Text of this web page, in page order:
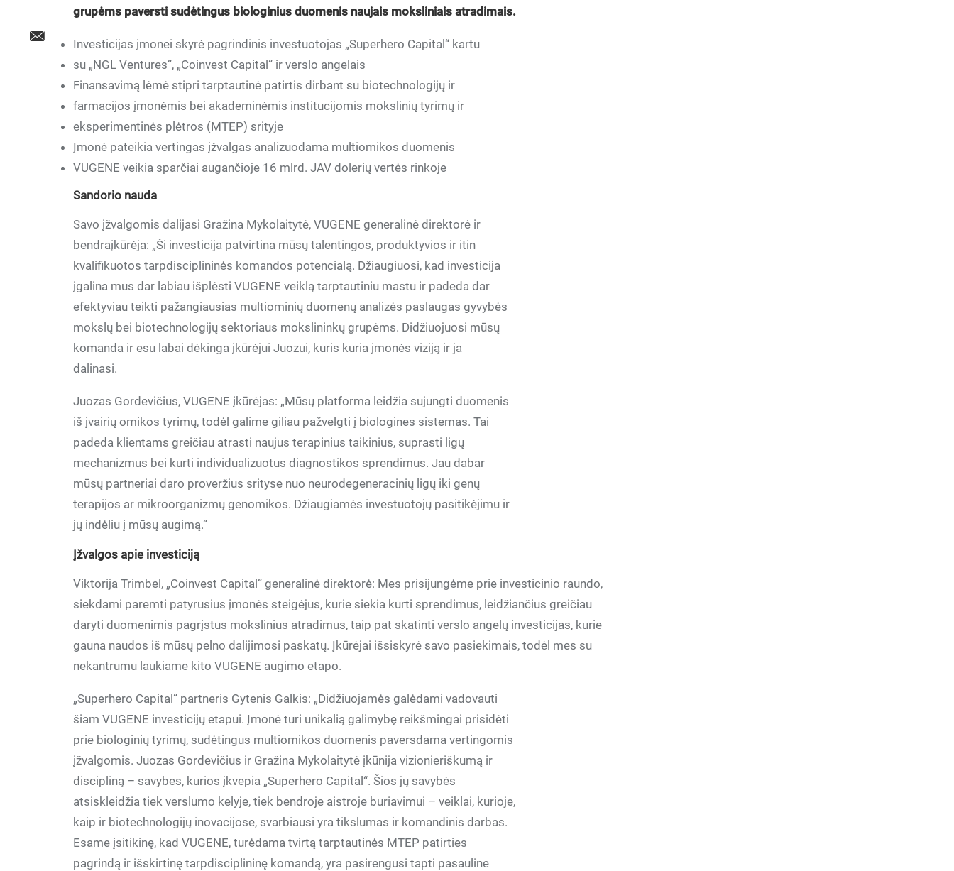
grupėms paversti sudėtingus biologinius duomenis naujais moksliniais atradimais.
Investicijas įmonei skyrė pagrindinis investuotojas „Superhero Capital“ kartu
su „NGL Ventures“, „Coinvest Capital“ ir verslo angelais
Finansavimą lėmė stipri tarptautinė patirtis dirbant su biotechnologijų ir
farmacijos įmonėmis bei akademinėmis institucijomis mokslinių tyrimų ir
eksperimentinės plėtros (MTEP) srityje
Įmonė pateikia vertingas įžvalgas analizuodama multiomikos duomenis
VUGENE veikia sparčiai augančioje 16 mlrd. JAV dolerių vertės rinkoje
Sandorio nauda
Savo įžvalgomis dalijasi Gražina Mykolaitytė, VUGENE generalinė direktorė ir
bendraįkūrėja: „Ši investicija patvirtina mūsų talentingos, produktyvios ir itin
kvalifikuotos tarpdisciplininės komandos potencialą. Džiaugiuosi, kad investicija
įgalina mus dar labiau išplėsti VUGENE veiklą tarptautiniu mastu ir padeda dar
efektyviau teikti pažangiausias multiominių duomenų analizės paslaugas gyvybės
mokslų bei biotechnologijų sektoriaus mokslininkų grupėms. Didžiuojuosi mūsų
komanda ir esu labai dėkinga įkūrėjui Juozui, kuris kuria įmonės viziją ir ja
dalinasi.
Juozas Gordevičius, VUGENE įkūrėjas: „Mūsų platforma leidžia sujungti duomenis
iš įvairių omikos tyrimų, todėl galime giliau pažvelgti į biologines sistemas. Tai
padeda klientams greičiau atrasti naujus terapinius taikinius, suprasti ligų
mechanizmus bei kurti individualizuotus diagnostikos sprendimus. Jau dabar
mūsų partneriai daro proveržius srityse nuo neurodegeneracinių ligų iki genų
terapijos ar mikroorganizmų genomikos. Džiaugiamės investuotojų pasitikėjimu ir
jų indėliu į mūsų augimą.”
Įžvalgos apie investiciją
Viktorija Trimbel, „Coinvest Capital“ generalinė direktorė: Mes prisijungėme prie investicinio raundo,
siekdami paremti patyrusius įmonės steigėjus, kurie siekia kurti sprendimus, leidžiančius greičiau
daryti duomenimis pagrįstus mokslinius atradimus, taip pat skatinti verslo angelų investicijas, kurie
gauna naudos iš mūsų pelno dalijimosi paskatų. Įkūrėjai išsiskyrė savo pasiekimais, todėl mes su
nekantrumu laukiame kito VUGENE augimo etapo.
„Superhero Capital“ partneris Gytenis Galkis: „Didžiuojamės galėdami vadovauti
šiam VUGENE investicijų etapui. Įmonė turi unikalią galimybę reikšmingai prisidėti
prie biologinių tyrimų, sudėtingus multiomikos duomenis paversdama vertingomis
įžvalgomis. Juozas Gordevičius ir Gražina Mykolaitytė įkūnija vizionieriškumą ir
discipliną – savybes, kurios įkvepia „Superhero Capital“. Šios jų savybės
atsiskleidžia tiek verslumo kelyje, tiek bendroje aistroje buriavimui – veiklai, kurioje,
kaip ir biotechnologijų inovacijose, svarbiausi yra tikslumas ir komandinis darbas.
Esame įsitikinę, kad VUGENE, turėdama tvirtą tarptautinės MTEP patirties
pagrindą ir išskirtinę tarpdisciplininę komandą, yra pasirengusi tapti pasauline